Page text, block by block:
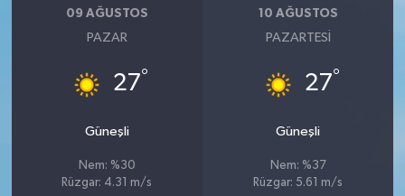
09 AĞUSTOS
PAZAR
27°
Güneşli
Nem: %30
Rüzgar: 4.31 m/s
10 AĞUSTOS
PAZARTESI
27°
Güneşli
Nem: %37
Rüzgar: 5.61 m/s